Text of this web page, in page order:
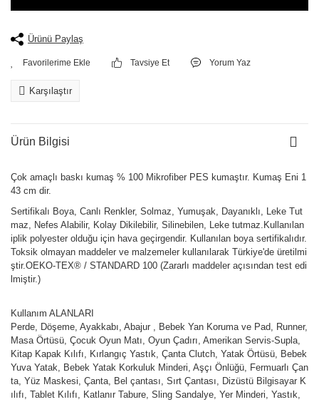
Ürünü Paylaş
Tavsiye Et Yorum Yaz
Karşılaştır
Ürün Bilgisi
Çok amaçlı baskı kumaş % 100 Mikrofiber PES kumaştır. Kumaş Eni 1
43 cm dir.
Sertifikalı Boya, Canlı Renkler, Solmaz, Yumuşak, Dayanıklı, Leke Tut
maz, Nefes Alabilir, Kolay Dikilebilir, Silinebilen, Leke tutmaz.Kullanılan
iplik polyester olduğu için hava geçirgendir. Kullanılan boya sertifikalıdır.
Toksik olmayan maddeler ve malzemeler kullanılarak Türkiye'de üretilmi
ştir.OEKO-TEX® / STANDARD 100 (Zararlı maddeler açısından test edi
lmiştir.)
Kullanım ALANLARI
Perde, Döşeme, Ayakkabı, Abajur , Bebek Yan Koruma ve Pad, Runner,
Masa Örtüsü, Çocuk Oyun Matı, Oyun Çadırı, Amerikan Servis-Supla,
Kitap Kapak Kılıfı, Kırlangıç Yastık, Çanta Clutch, Yatak Örtüsü, Bebek
Yuva Yatak, Bebek Yatak Korkuluk Minderi, Aşçı Önlüğü, Fermuarlı Çan
ta, Yüz Maskesi, Çanta, Bel çantası, Sırt Çantası, Dizüstü Bilgisayar K
ılıfı, Tablet Kılıfı, Katlanır Tabure, Sling Sandalye, Yer Minderi, Yastık,